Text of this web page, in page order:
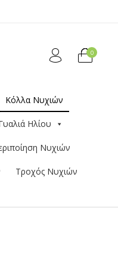
0
Κόλλα Νυχιών
Ηλίου
Νυχιών
Τροχός Νυχιών